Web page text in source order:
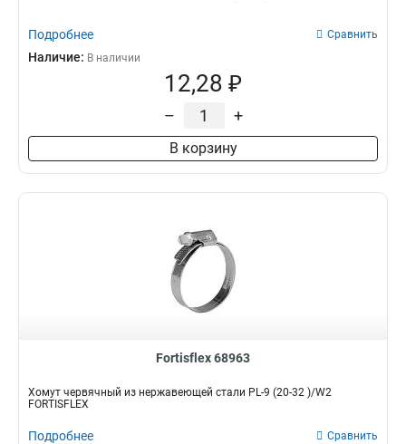
Подробнее Сравнить
Наличие: В наличии
12,28 ₽
– +
В корзину
Fortisflex 68963
Хомут червячный из нержавеющей стали PL-9 (20-32 )/W2
FORTISFLEX
Подробнее Сравнить